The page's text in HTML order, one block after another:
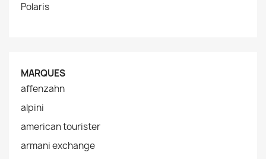
Polaris
MARQUES
affenzahn
alpini
american tourister
armani exchange